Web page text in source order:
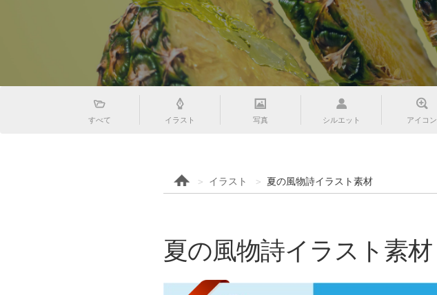
すべて イラスト 写真 シルエット アイコン
イラスト 夏の風物詩イラスト素材
夏の風物詩イラスト素材